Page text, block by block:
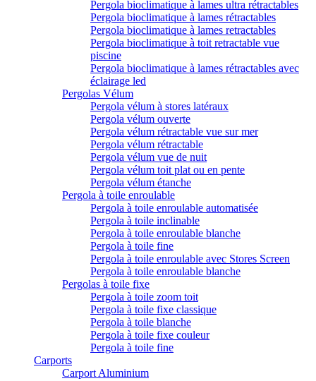
Pergola bioclimatique à lames ultra rétractables
Pergola bioclimatique à lames rétractables
Pergola bioclimatique à lames retractables
Pergola bioclimatique à toit retractable vue
piscine
Pergola bioclimatique à lames rétractables avec
éclairage led
Pergolas Vélum
Pergola vélum à stores latéraux
Pergola vélum ouverte
Pergola vélum rétractable vue sur mer
Pergola vélum rétractable
Pergola vélum vue de nuit
Pergola vélum toit plat ou en pente
Pergola vélum étanche
Pergola à toile enroulable
Pergola à toile enroulable automatisée
Pergola à toile inclinable
Pergola à toile enroulable blanche
Pergola à toile fine
Pergola à toile enroulable avec Stores Screen
Pergola à toile enroulable blanche
Pergolas à toile fixe
Pergola à toile zoom toit
Pergola à toile fixe classique
Pergola à toile blanche
Pergola à toile fixe couleur
Pergola à toile fine
Carports
Carport Aluminium